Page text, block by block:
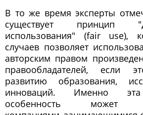
В то же время эксперты
существует принцип
использования" (fair use),
случаев позволяет
авторским правом
правообладателей, если
развитию образования,
инноваций. Именно эта
особенность может